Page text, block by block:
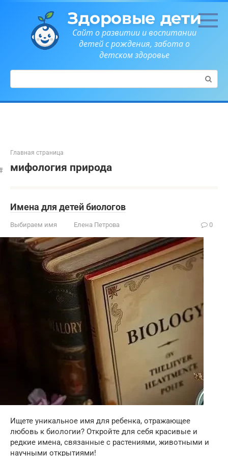
Здоровые дети
Сайт о развитии и воспитании
детей с рождения, забота о
детском здоровье
Поиск:
Главная страница
мифология природа
Имена для детей биологов
Выбираем имя Елена Петрова 0
Ищете уникальное имя для ребенка, отражающее
любовь к биологии? Откройте для себя красивые и
редкие имена, связанные с растениями, животными и
научными открытиями!